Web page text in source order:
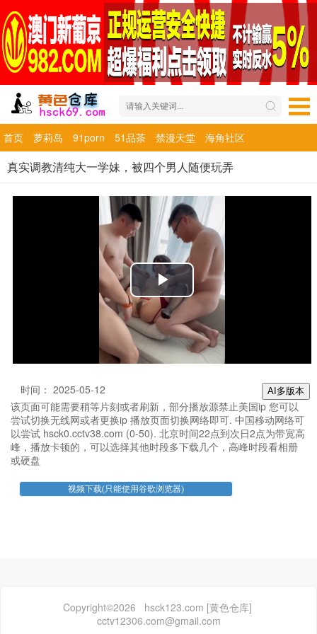
首页 萝莉岛 91porn 51品茶 禁漫天堂 海角社区
真实调教清纯大一学妹，被四个男人随便玩弄
AI多版本
时间： 2025-05-12
该页面可能需要稍等片刻或者刷新，部分播放源禁止美国ip 您可以
尝试切换无线网或者更换ip 播放页面切换网络即可. 中国移动网络可
以尝试 hsck0.cctv38.com (0-50). 北京时间22点到次日2点为带宽高
峰，播放卡顿的，可以选择其他时段多下载几个，高峰时段看相册
或硬盘
Copyright©2026 hsck123.com [黄色仓库]
cctv12306.com@gmail.com